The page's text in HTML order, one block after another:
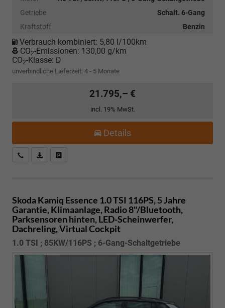
Getriebe
Schalt. 6-Gang
Kraftstoff
Benzin
Verbrauch kombiniert: 5,80 l/100km
CO2-Emissionen: 130,00 g/km
CO2-Klasse: D
unverbindliche Lieferzeit: 4 - 5 Monate
21.795,– €
incl. 19% MwSt.
Details
Kostenloser Rückruf-Service
PDF-Datei, Fahrzeugexposé drucken
Skoda Kamiq Essence 1.0 TSI 116PS, 5 Jahre
Garantie, Klimaanlage, Radio 8"/Bluetooth,
Parksensoren hinten, LED-Scheinwerfer,
Dachreling, Virtual Cockpit
1.0 TSI ; 85KW/116PS ; 6-Gang-Schaltgetriebe